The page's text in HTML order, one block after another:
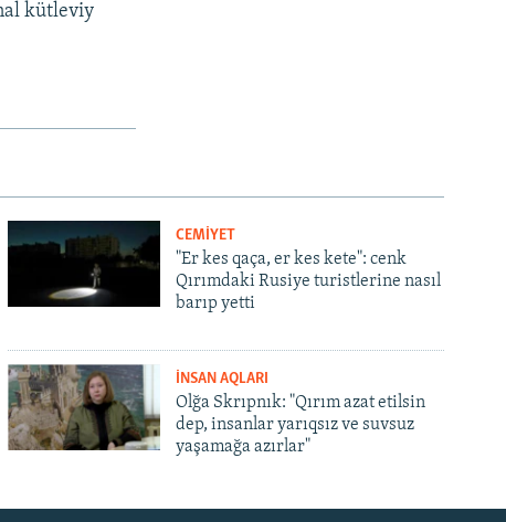
kütleviy
CEMİYET
"Er kes qaça, er kes kete": cenk
Qırımdaki Rusiye turistlerine nasıl
barıp yetti
İNSAN AQLARI
Olğa Skrıpnık: "Qırım azat etilsin
dep, insanlar yarıqsız ve suvsuz
yaşamağa azırlar"